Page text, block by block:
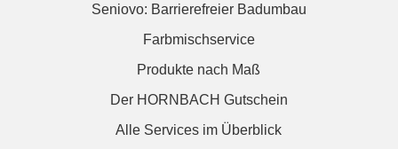
Seniovo: Barrierefreier Badumbau
Farbmischservice
Produkte nach Maß
Der HORNBACH Gutschein
Alle Services im Überblick